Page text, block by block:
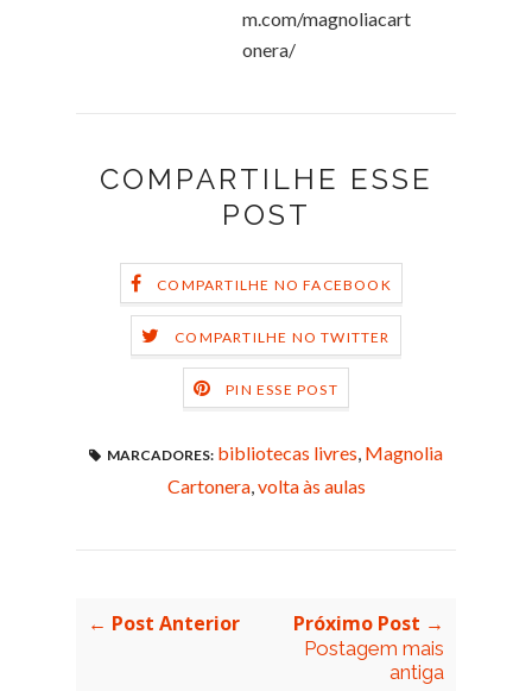
m.com/magnoliacart
onera/
COMPARTILHE ESSE
POST
COMPARTILHE NO FACEBOOK
COMPARTILHE NO TWITTER
PIN ESSE POST
MARCADORES: bibliotecas livres, Magnolia
Cartonera,volta às aulas
← Post Anterior Próximo Post →
Postagem mais
antiga